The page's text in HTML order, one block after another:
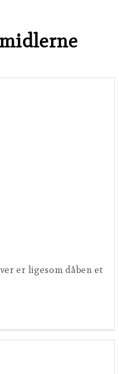
er ligesom dåben et